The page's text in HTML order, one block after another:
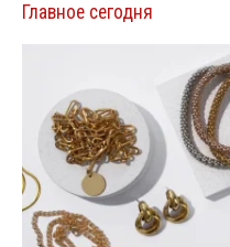
Главное сегодня